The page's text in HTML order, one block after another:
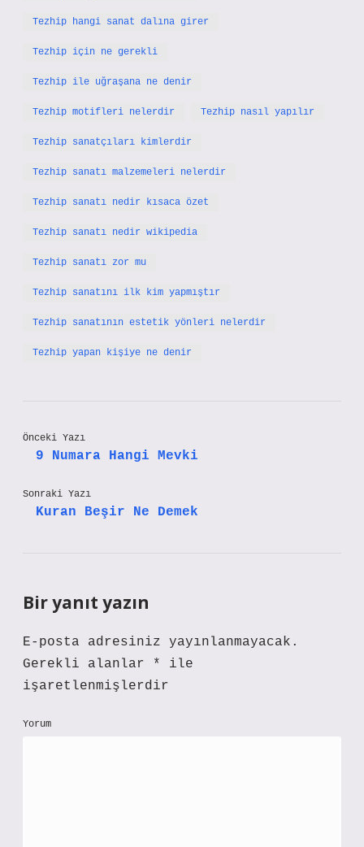
Tezhip hangi sanat dalına girer
Tezhip için ne gerekli
Tezhip ile uğraşana ne denir
Tezhip motifleri nelerdir Tezhip nasıl yapılır
Tezhip sanatçıları kimlerdir
Tezhip sanatı malzemeleri nelerdir
Tezhip sanatı nedir kısaca özet
Tezhip sanatı nedir wikipedia
Tezhip sanatı zor mu
Tezhip sanatını ilk kim yapmıştır
Tezhip sanatının estetik yönleri nelerdir
Tezhip yapan kişiye ne denir
Önceki Yazı
9 Numara Hangi Mevki
Sonraki Yazı
Kuran Beşir Ne Demek
Bir yanıt yazın
E-posta adresiniz yayınlanmayacak.
Gerekli alanlar
*
ile
işaretlenmişlerdir
Yorum